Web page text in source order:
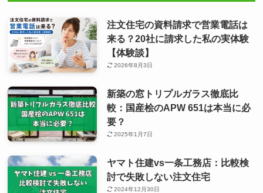
注文住宅の資料請求で営業電話は
来る？20社に請求した私の実体験
【体験談】
2026年8月3日
新築の窓トリプルガラス徹底比
較：国産桧のAPW 651は本当に必
要？
2025年1月7日
ヤマト住建vs一条工務店：比較検
討で失敗しない注文住宅
2024年12月30日